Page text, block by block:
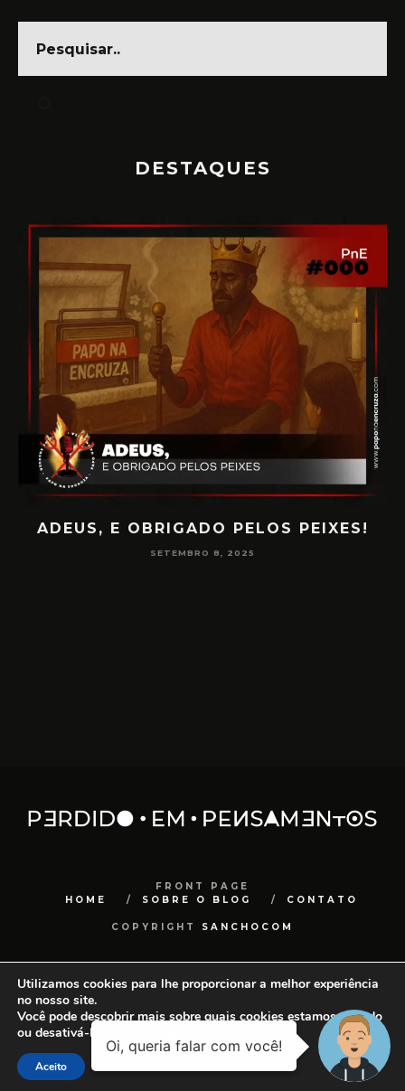
DESTAQUES
ADEUS, E OBRIGADO PELOS PEIXES!
SETEMBRO 8, 2025
FRONT PAGE
HOME
SOBRE O BLOG CONTATO
COPYRIGHT SANCHOCOM
Utilizamos cookies para lhe proporcionar a melhor experiência
no nosso site.
Você pode descobrir mais sobre quais cookies estamos usando
ou desativá-los em
Aceito